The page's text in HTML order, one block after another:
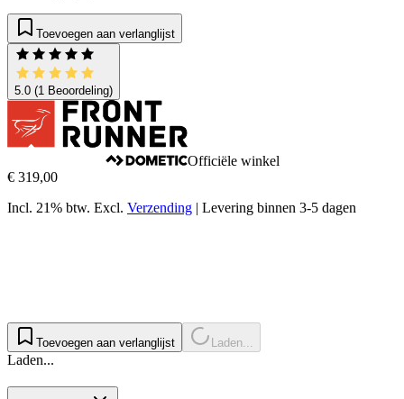
Toevoegen aan verlanglijst
5.0 (1 Beoordeling)
Officiële winkel
€ 319,00
Incl. 21% btw. Excl. Verzending | Levering binnen 3-5 dagen
Toevoegen aan verlanglijst Laden...
Laden...